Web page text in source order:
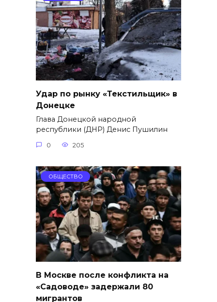
Удар по рынку «Текстильщик» в
Донецке
Глава Донецкой народной
республики (ДНР) Денис Пушилин
0 205
ОБЩЕСТВО
В Москве после конфликта на
«Садоводе» задержали 80
мигрантов